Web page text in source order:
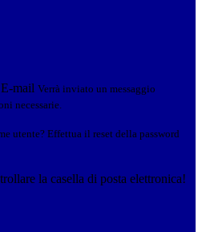
E-mail Verrà inviato un messaggio
necessarie.
utente? Effettua il reset della password
la casella di posta elettronica!